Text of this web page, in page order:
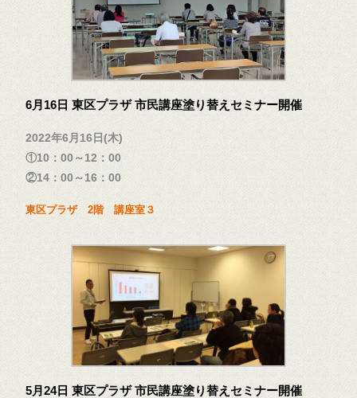
6月16日 東区プラザ 市民講座塗り替えセミナー開催
2022年6月16日(木)
①10：00～12：00
②14：00～16：00
東区プラザ 2階 講座室３
5月24日 東区プラザ 市民講座塗り替えセミナー開催